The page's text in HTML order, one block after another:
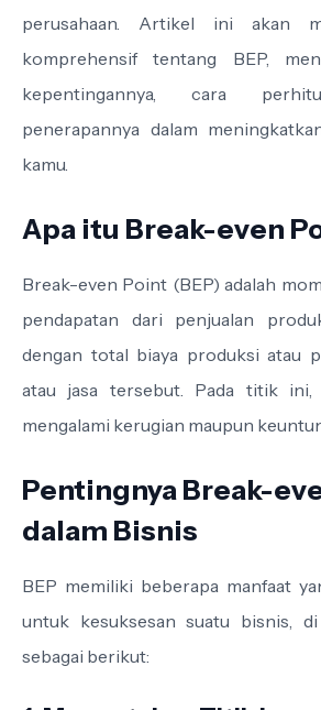
perusahaan. Artikel ini akan
komprehensif tentang BEP,
kepentingannya, cara
penerapannya dalam
kamu.
Apa itu Break-even
Break-even Point (BEP) adalah
pendapatan dari penjualan
dengan total biaya produksi atau
atau jasa tersebut. Pada titik ini,
mengalami kerugian maupun
Pentingnya Break-
dalam Bisnis
BEP memiliki beberapa manfaat
untuk kesuksesan suatu bisnis, di
sebagai berikut: